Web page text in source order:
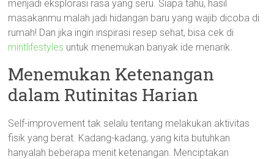
menjadi eksplorasi rasa yang seru. Siapa tahu, hasil
masakanmu malah jadi hidangan baru yang wajib dicoba di
rumah! Dan jika ingin inspirasi resep sehat, bisa cek di
mintlifestyles untuk menemukan banyak ide menarik.
Menemukan Ketenangan
dalam Rutinitas Harian
Self-improvement tak selalu tentang melakukan aktivitas
fisik yang berat. Kadang-kadang, yang kita butuhkan
hanyalah beberapa menit ketenangan. Menciptakan